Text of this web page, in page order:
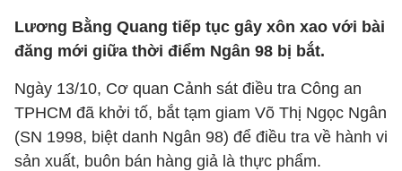
Lương Bằng Quang tiếp tục gây xôn xao với bài
đăng mới giữa thời điểm Ngân 98 bị bắt.
Ngày 13/10, Cơ quan Cảnh sát điều tra Công an
TPHCM đã khởi tố, bắt tạm giam Võ Thị Ngọc Ngân
(SN 1998, biệt danh Ngân 98) để điều tra về hành vi
sản xuất, buôn bán hàng giả là thực phẩm.